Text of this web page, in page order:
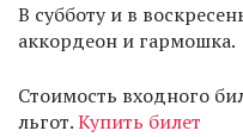
В субботу и в
аккордеон и гармошка.
Стоимость входного
льгот.Купить билет